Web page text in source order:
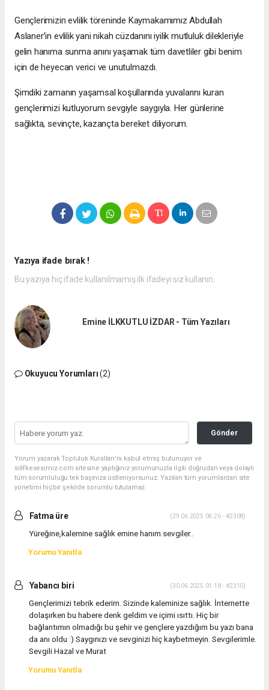
Gençlerimizin evlilik töreninde Kaymakamımız Abdullah
Aslaner’in evlilik yani nikah cüzdanını iyilik mutluluk dilekleriyle
gelin hanıma sunma anını yaşamak tüm davetliler gibi benim
için de heyecan verici ve unutulmazdı.
Şimdiki zamanın yaşamsal koşullarında yuvalarını kuran
gençlerimizi kutluyorum sevgiyle saygıyla. Her günlerine
sağlıkta, sevinçte, kazançta bereket diliyorum.
Yazıya ifade bırak !
Bu yazıya hiç ifade kullanılmamış ilk ifadeyi siz kullanın.
Emine İLKKUTLU İZDAR - Tüm Yazıları
Okuyucu Yorumları(2)
Gönder
Yorum yazarak Topluluk Kuralları’nı kabul etmiş bulunuyor ve
silifkesesimiz.com sitesine yaptığınız yorumunuzla ilgili doğrudan veya dolaylı
tüm sorumluluğu tek başınıza üstleniyorsunuz. Yazılan tüm yorumlardan site
yönetimi hiçbir şekilde sorumlu tutulamaz.
Fatma üre (29.06.2025 06:26 - #2308)
Yüreğine,kalemine sağlık emine hanım.sevgiler..
Yorumu Yanıtla
Yabancı biri (30.06.2025 01:18 - #2310)
Gençlerimizi tebrik ederim. Sizinde kaleminize sağlık. İnternette
dolaşırken bu habere denk geldim ve içimi ısıttı. Hiç bir
bağlantımın olmadığı bu şehir ve gençlere yazdığım bu yazı bana
da anı oldu :) Saygınızı ve sevginizi hiç kaybetmeyin. Sevgilerimle.
Sevgili Hazal ve Murat
Yorumu Yanıtla